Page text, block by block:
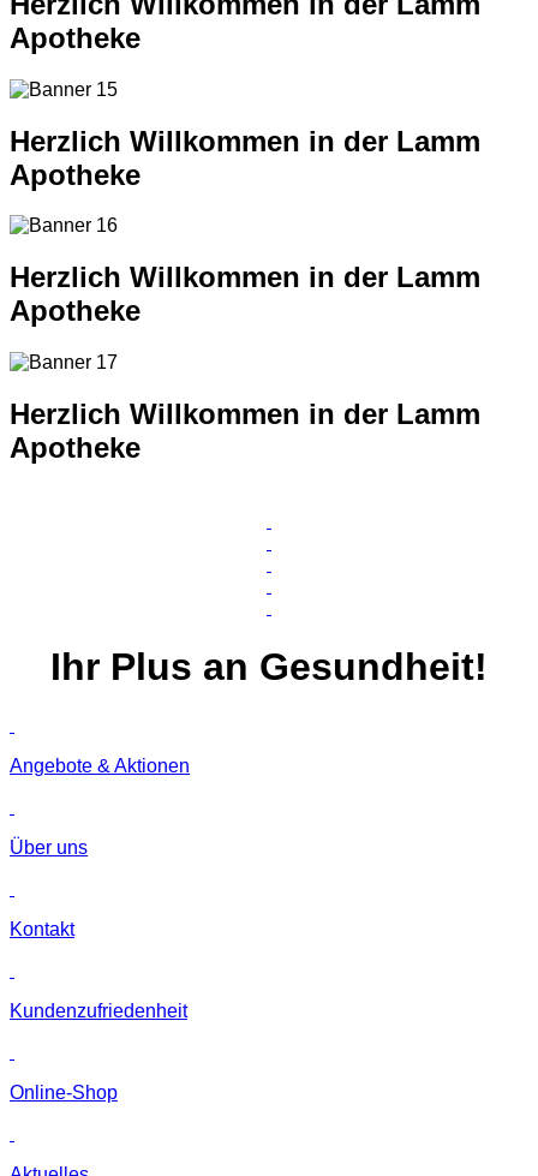
Apotheke
Herzlich Willkommen in der Lamm
Apotheke
Herzlich Willkommen in der Lamm
Apotheke
Herzlich Willkommen in der Lamm
Apotheke
Ihr Plus an Gesundheit!
Angebote & Aktionen
Über uns
Kontakt
Kunden­zufriedenheit
Online-Shop